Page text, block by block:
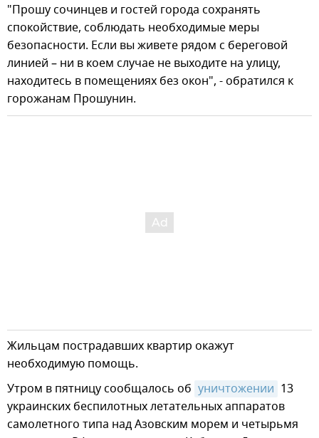
"Прошу сочинцев и гостей города сохранять
спокойствие, соблюдать необходимые меры
безопасности. Если вы живете рядом с береговой
линией – ни в коем случае не выходите на улицу,
находитесь в помещениях без окон", - обратился к
горожанам Прошунин.
Жильцам пострадавших квартир окажут
необходимую помощь.
Утром в пятницу сообщалось об уничтожении 13
украинских беспилотных летательных аппаратов
самолетного типа над Азовским морем и четырьмя